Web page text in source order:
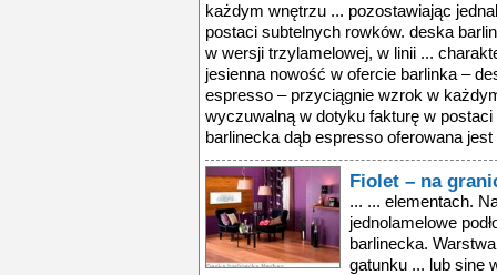
każdym wnętrzu ... pozostawiając
postaci subtelnych rowków. deska
w wersji trzylamelowej, w linii ...
jesienna nowość w ofercie barlinka –
espresso – przyciągnie wzrok w
wyczuwalną w dotyku fakturę w
barlinecka dąb espresso oferowana
Fiolet – na
... ... elementach.
jednolamelowe
barlinecka.
gatunku ... lub sine